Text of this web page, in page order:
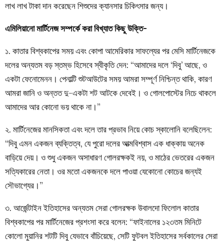
লাখ লাখ টাকা দান করেছেন শিশুদের ক্যানসার চিকিৎসার জন্য।
এমিলিয়ানো মার্টিনেজ সম্পর্কে করা বিখ্যাত কিছু উক্তি-
১. কাতার বিশ্বকাপের সময় এবং কোপা আমেরিকার সাফল্যের পর মেসি মার্টিনেজকে
দলের অন্যতম বড় স্তম্ভ হিসেবে স্বীকৃতি দেন: “আমাদের দলে ‘দিবু’ আছে, ও
একটা ফেনোমেনন। পেনাল্টি শুটআউটের সময় আমরা সম্পূর্ণ নিশ্চিন্ত থাকি, কারণ
আমরা জানি ও অন্তত দু-একটা শট আটকে দেবেই। ও গোলপোস্টের নিচে থাকলে
আমাদের আর কোনো ভয় থাকে না।”
২. মার্টিনেজের মানসিকতা এবং দলে তার প্রভাব নিয়ে কোচ স্কালোনি বলেছিলেন:
“দিবু এমন একজন ব্যক্তিত্ব, যে পুরো দলের আত্মবিশ্বাস এক ধাক্কায় অনেক
বাড়িয়ে দেয়। ও শুধু একজন অসাধারণ গোলরক্ষকই নয়, ও মাঠের ভেতরের একজন
সত্যিকারের নেতা। ওর মতো একজনকে দলে পাওয়া যেকোনো কোচের জন্যই
সৌভাগ্যের।”
৩. আর্জেন্টাইন ইতিহাসের অন্যতম সেরা গোলরক্ষক উবালদো ফিলোল কাতার
বিশ্বকাপের পর মার্টিনেজের প্রশংসা করে বলেন: “ফাইনালের ১২৩তম মিনিটে
কোলো মুয়ানির শটটি দিবু যেভাবে বাঁচিয়েছে, সেটি ফুটবল ইতিহাসের সর্বকালের সেরা